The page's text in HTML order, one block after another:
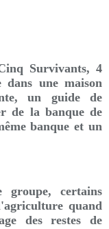
Survivants, 4
une maison
un guide de
de la banque de
banque et un
groupe, certains
quand
des restes de